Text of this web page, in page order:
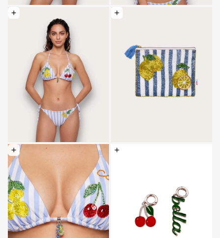
Elegir opciones: Traje de baño con cordones y bordados - Baby Blue
Elegir opciones: Bolso de mano de
Elegir opciones: Colgante - Azul claro Elegir opciones: Colgante - Baby Blue